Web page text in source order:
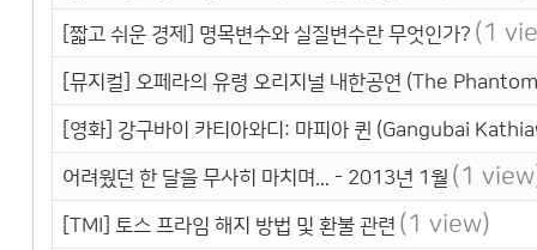
[짧고 쉬운 경제] 명목변수와 실질변수란 무엇인가? (1
[뮤지컬] 오페라의 유령 오리지널 내한공연 (The
[영화] 강구바이 카티아와디: 마피아 퀸 (Gangubai
어려웠던 한 달을 무사히 마치며... - 2013년 1월 (1
[TMI] 토스 프라임 해지 방법 및 환불 관련 (1 view)